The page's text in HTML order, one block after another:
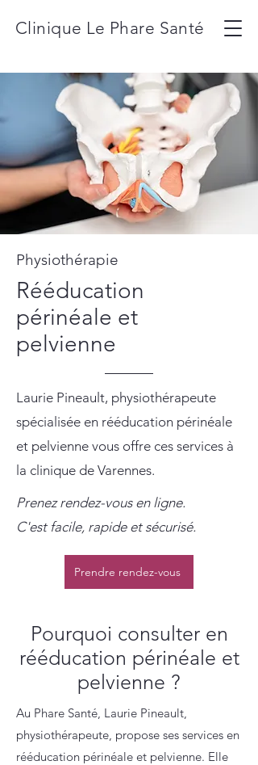
Clinique Le Phare Santé
Physiothérapie
Rééducation
périnéale et
pelvienne
Laurie Pineault, physiothérapeute
spécialisée en rééducation périnéale
et pelvienne vous offre ces services à
la clinique de Varennes.
Prenez rendez-vous en ligne.
C'est facile, rapide et sécurisé.
Prendre rendez-vous
Pourquoi consulter en
rééducation périnéale et
pelvienne ?
Au Phare Santé, Laurie Pineault,
physiothérapeute, propose ses services en
rééducation périnéale et pelvienne. Elle